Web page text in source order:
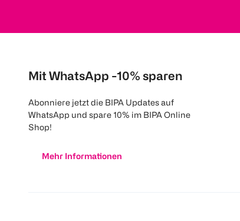
Mit WhatsApp -10% sparen
Abonniere jetzt die BIPA Updates auf
WhatsApp und spare 10% im BIPA Online
Shop!
Mehr Informationen